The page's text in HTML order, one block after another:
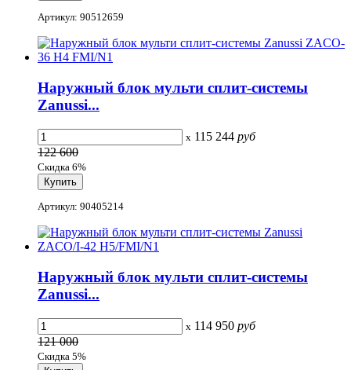
Артикул: 90512659
Наружный блок мульти сплит-системы
Zanussi...
x 115 244 руб
122 600
Скидка 6%
Артикул: 90405214
Наружный блок мульти сплит-системы
Zanussi...
x 114 950 руб
121 000
Скидка 5%